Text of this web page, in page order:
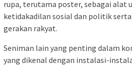
rupa, terutama poster, sebagai alat
ketidakadilan sosial dan politik
gerakan rakyat.
Seniman lain yang penting dalam
yang dikenal dengan instalasi-